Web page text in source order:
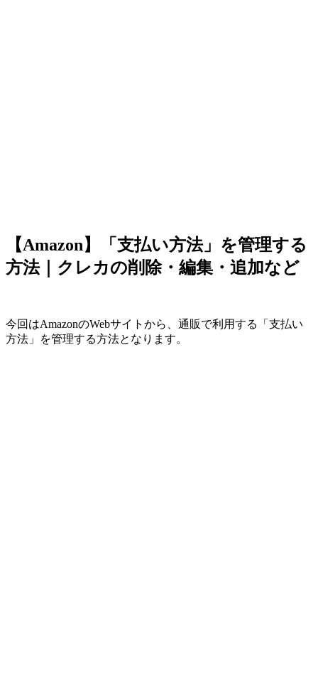
【Amazon】「支払い方法」を管理する
方法｜クレカの削除・編集・追加など
今回はAmazonのWebサイトから、通販で利用する「支払い
方法」を管理する方法となります。